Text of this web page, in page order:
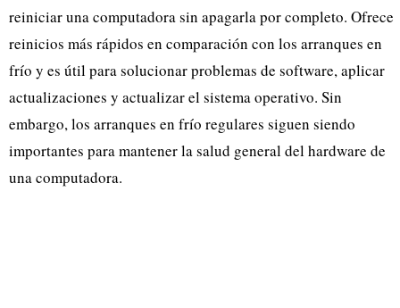
reiniciar una computadora sin apagarla por completo. Ofrece
reinicios más rápidos en comparación con los arranques en
frío y es útil para solucionar problemas de software, aplicar
actualizaciones y actualizar el sistema operativo. Sin
embargo, los arranques en frío regulares siguen siendo
importantes para mantener la salud general del hardware de
una computadora.